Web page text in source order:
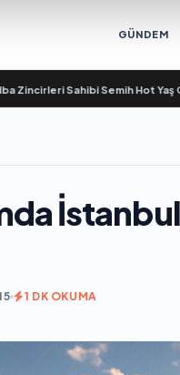
GÜNDEM
Sahibi Semih Hot Yaş
1 DK OKUMA